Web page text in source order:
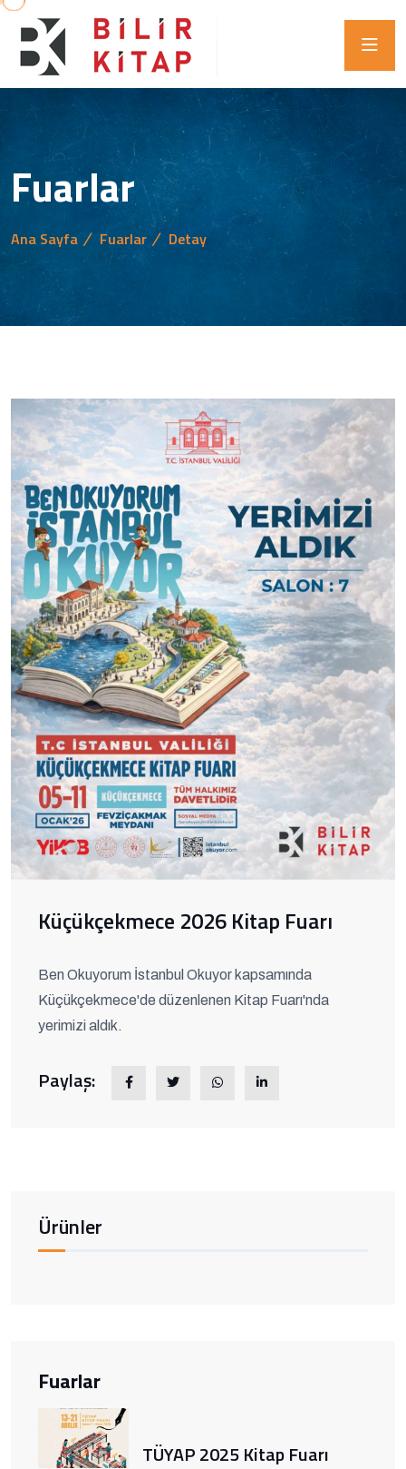
Fuarlar
Ana Sayfa Fuarlar Detay
Küçükçekmece 2026 Kitap Fuarı
Ben Okuyorum İstanbul Okuyor kapsamında
Küçükçekmece'de düzenlenen Kitap Fuarı'nda
yerimizi aldık.
Paylaş:
Ürünler
Fuarlar
TÜYAP 2025 Kitap Fuarı